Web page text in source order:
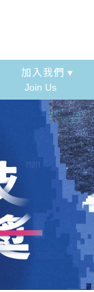
加入我們 ▾
Join Us